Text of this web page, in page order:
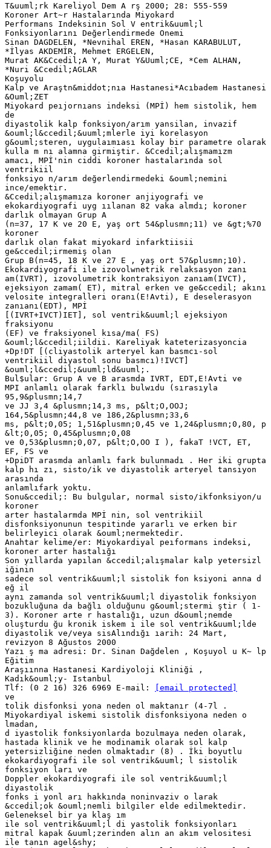
T&uuml;rk Kareliyol Dem A rş 2000; 28: 555-559
Koroner Art~r Hastalarında Miyokard
Performans Indeksinin Sol V entrik&uuml;l
Fonksiyonlarını Değerlendirmede Onemi
Sinan DAGDELEN, *Nevnihal EREN, *Hasan KARABULUT,
*İlyas AKDEMİR, Mehmet ERGELEN,
Murat AK&Ccedil;A Y, Murat Y&Uuml;CE, *Cem ALHAN,
*Nuri &Ccedil;AGLAR
Koşuyolu
Kalp ve Araştn&middot;nıa Hastanesi*Acıbadem Hastanesi
&Ouml;ZET
Miyokard peıjornıans indeksi (MPİ) hem sistolik, hem
de
diyastolik kalp fonksiyon/arım yansilan, invazif
&ouml;l&ccedil;&uuml;mlerle iyi korelasyon
g&ouml;steren, uygulaımıası kolay bir parametre olarak
kulla m nı alamna girmiştir. &Ccedil;alışmamızm
amacı, MPİ'nin ciddi koroner hastalarında sol
ventrikiil
fonksiyo n/arım değerlendirmedeki &ouml;nemini
ince/emektir.
&Ccedil;alışmamıza koroner anjiyografi ve
ekokardiyografi uyg ıılanan 82 vaka almdı; koroner
darlık olmayan Grup A
(n=37, 17 K ve 20 E, yaş ort 54&plusmn;11) ve &gt;%70
koroner
darlık olan fakat miyokard infarktiisii
ge&ccedil;irmemiş olan
Grup B(n=45, 18 K ve 27 E , yaş ort 57&plusmn;10).
Ekokardiyografi ile izovolwnetrik relaksasyon zanı
am(IVRT), izovolumetrik kontraksiyon zanıam(IVCT),
ejeksiyon zamam( ET), mitral erken ve ge&ccedil; akını
velosite integralleri oranı(E!Avti), E deselerasyon
zanıanı(EDT), MPİ
[(IVRT+IVCT)IET], sol ventrik&uuml;l ejeksiyon
fraksiyonu
(EF) ve fraksiyonel kısa/ma( FS)
&ouml;l&ccedil;iildii. Kareliyak kateterizasyoncia
+Dp!DT [(cliyastolik arteryel kan basmcı-sol
ventrikiil diyastol sonu basmcı)!IVCT]
&ouml;l&ccedil;&uuml;ld&uuml;.
Bul$ular: Grup A ve B arasmda IVRT, EDT,E!Avti ve
MPI anlamlı olarak farklı bulwıdu (sırasıyla
95,9&plusmn;14,7
ve JJ 3,4 &plusmn;14,3 ms, p&lt;O,OOJ;
164,5&plusmn;44,8 ve 186,2&plusmn;33,6
ms, p&lt;0,05; 1,51&plusmn;0,45 ve 1,24&plusmn;0,80, p
&lt;0,05; 0,45&plusmn;0,08
ve 0,53&plusmn;0,07, p&lt;O,OO I ), fakaT !VCT, ET,
EF, FS ve
+DpiDT arasmda anlamlı fark bulunmadı . Her iki grupta
kalp hı zı, sisto/ik ve diyastolik arteryel tansiyon
arasında
anlamlıfark yoktu.
Sonu&ccedil;: Bu bulgular, normal sisto/ikfonksiyon/u
koroner
arter hastalarmda MPİ nin, sol ventrikiil
disfonksiyonunun tespitinde yararlı ve erken bir
belirleyici olarak &ouml;nermektedir.
Anahtar kelime/er: Miyokardiyal peıformans indeksi,
koroner arter hastalığı
Son yıllarda yapılan &ccedil;alışmalar kalp yetersizl
iğinin
sadece sol ventrik&uuml;l sistolik fon ksiyoni anna d
eğ il
aynı zamanda sol ventrik&uuml;l diyastolik fonksiyon
bozukluğuna da bağlı olduğunu g&ouml;stermi ştir ( 1-
3). Koroner arte r hastalığı, uzun d&ouml;nemde
oluşturdu ğu kronik iskem i ile sol ventrik&uuml;lde
diyastolik ve/veya sisAlındığı ıarih: 24 Mart,
revizyon 8 Ağustos 2000
Yazı ş ma adresi: Dr. Sinan Dağdelen , Koşuyol u K~ lp
Eğitim
Araşıınna Hastanesi Kardiyoloji Kliniği ,
Kadık&ouml;y- Istanbul
Tlf: (0 2 16) 326 6969 E-mail:
[email protected]